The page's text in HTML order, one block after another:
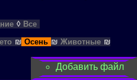
◊ Все
₪ Осень ₪ Животные ₪
Добавить файл